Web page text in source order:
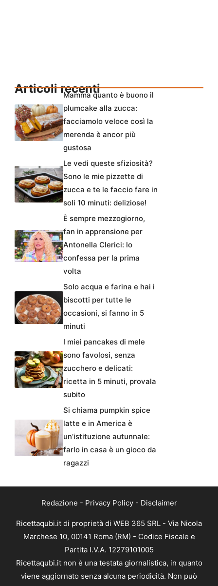
Articoli recentiMamma quanto è buono il
plumcake alla zucca:
facciamolo veloce così la
merenda è ancor più
gustosa
Le vedi queste sfiziosità?
Sono le mie pizzette di
zucca e te le faccio fare in
soli 10 minuti: deliziose!
È sempre mezzogiorno,
fan in apprensione per
Antonella Clerici: lo
confessa per la prima
volta
Solo acqua e farina e hai i
biscotti per tutte le
occasioni, si fanno in 5
minuti
I miei pancakes di mele
sono favolosi, senza
zucchero e delicati:
ricetta in 5 minuti, provala
subito
Si chiama pumpkin spice
latte e in America è
un’istituzione autunnale:
farlo in casa è un gioco da
ragazzi
Redazione - Privacy Policy- Disclaimer
Ricettaqubi.it di proprietà di WEB 365 SRL - Via Nicola
Marchese 10, 00141 Roma (RM) - Codice Fiscale e
Partita I.V.A. 12279101005
Ricettaqubi.it non è una testata giornalistica, in quanto
viene aggiornato senza alcuna periodicità. Non può